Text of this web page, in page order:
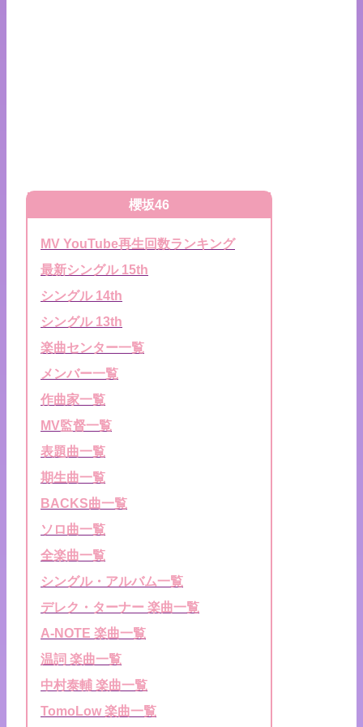
櫻坂46
MV YouTube再生回数ランキング
最新シングル 15th
シングル 14th
シングル 13th
楽曲センター一覧
メンバー一覧
作曲家一覧
MV監督一覧
表題曲一覧
期生曲一覧
BACKS曲一覧
ソロ曲一覧
全楽曲一覧
シングル・アルバム一覧
デレク・ターナー 楽曲一覧
A-NOTE 楽曲一覧
温詞 楽曲一覧
中村泰輔 楽曲一覧
TomoLow 楽曲一覧